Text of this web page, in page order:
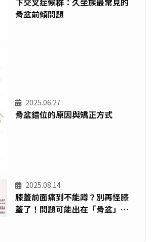
骨盆前傾問題
2025.06.27
骨盆錯位的原因與矯正方式
2025.08.14
膝蓋前面痛到不能蹲？別再怪膝
蓋了！問題可能出在「骨盆」—